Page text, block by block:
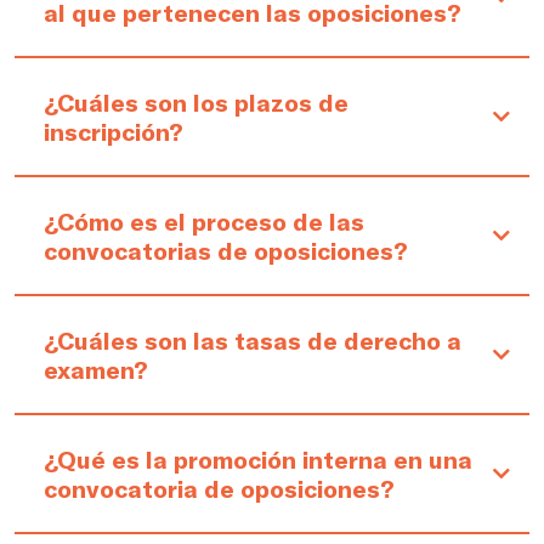
al que pertenecen las oposiciones?
¿Cuáles son los plazos de
inscripción?
¿Cómo es el proceso de las
convocatorias de oposiciones?
¿Cuáles son las tasas de derecho a
examen?
¿Qué es la promoción interna en una
convocatoria de oposiciones?